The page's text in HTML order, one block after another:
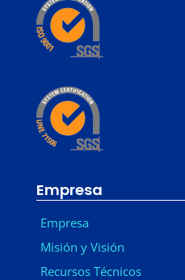
Empresa
Empresa
Misión y Visión
Recursos Técnicos